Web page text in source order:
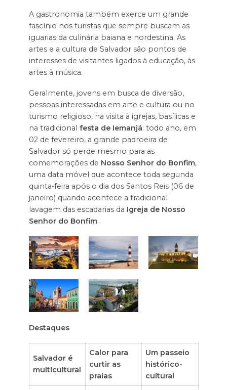
A gastronomia também exerce um grande
fascínio nos turistas que sempre buscam as
iguarias da culinária baiana e nordestina. As
artes e a cultura de Salvador são pontos de
interesses de visitantes ligados à educação, às
artes à música.
Geralmente, jovens em busca de diversão,
pessoas interessadas em arte e cultura ou no
turismo religioso, na visita à igrejas, basílicas e
na tradicional festa de Iemanjá: todo ano, em
02 de fevereiro, a grande padroeira de
Salvador só perde mesmo para as
comemorações de Nosso Senhor do Bonfim,
uma data móvel que acontece toda segunda
quinta-feira após o dia dos Santos Reis (06 de
janeiro) quando acontece a tradicional
lavagem das escadarias da Igreja de Nosso
Senhor do Bonfim.
Destaques
Salvador é
multicultural
Calor para
curtir as
praias
Um passeio
histórico-
cultural